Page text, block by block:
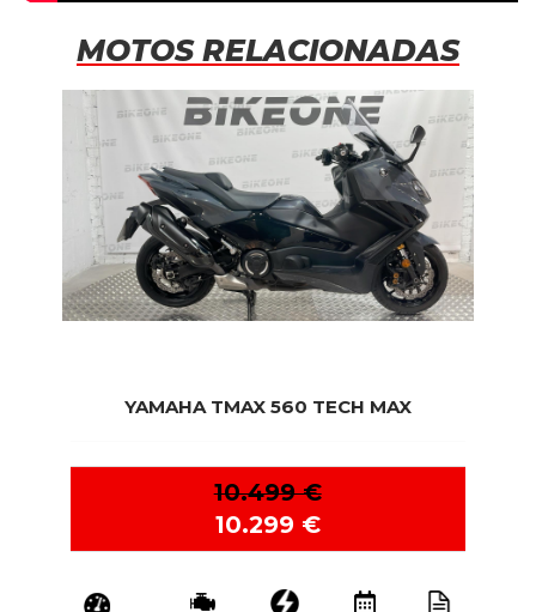
MOTOS RELACIONADAS
YAMAHA TMAX 560 TECH MAX
10.499 €
10.299 €